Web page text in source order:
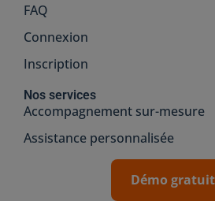
FAQ
Connexion
Inscription
Nos services
Accompagnement sur-mesure
Assistance personnalisée
Démo